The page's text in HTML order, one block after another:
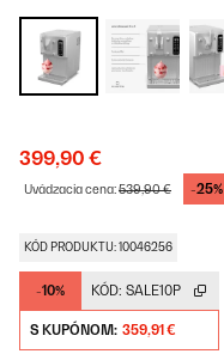
399,90 €
Uvádzacia cena:539,90 € -25%
KÓD PRODUKTU: 10046256
-10% KÓD: SALE10P
S KUPÓNOM: 359,91 €